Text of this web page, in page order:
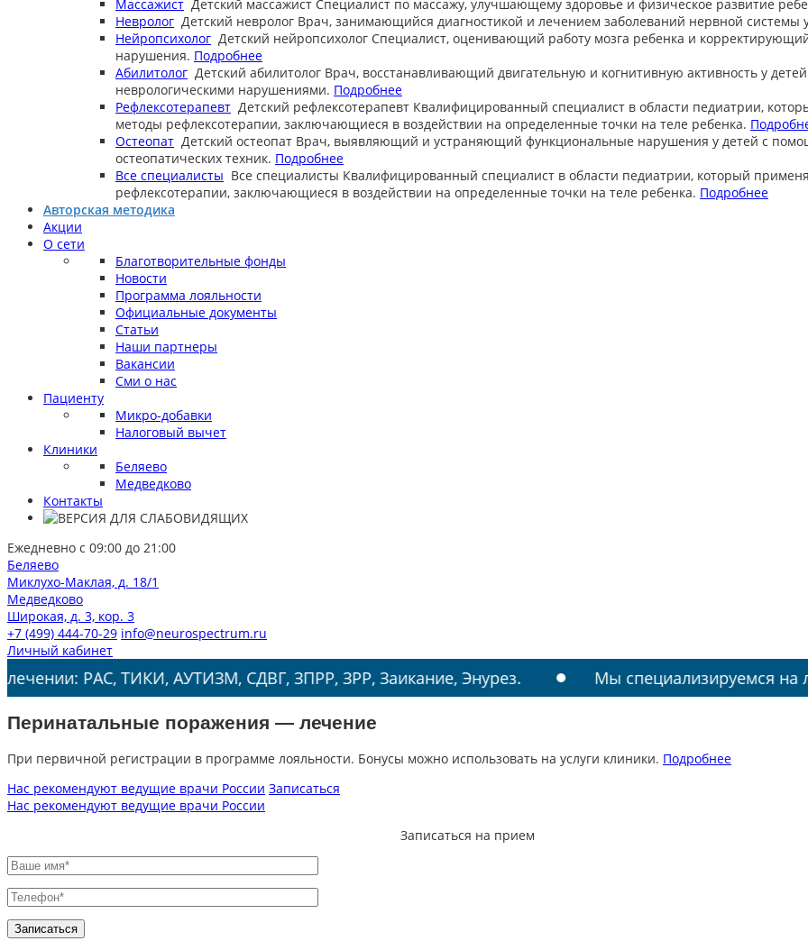
Массажист Детский массажист Специалист по массажу, улучшающему здоровье и физическое развитие
Невролог Детский невролог Врач, занимающийся диагностикой и лечением заболеваний нервной системы
Нейропсихолог Детский нейропсихолог Специалист, оценивающий работу мозга ребенка и
нарушения. Подробнее
Абилитолог Детский абилитолог Врач, восстанавливающий двигательную и когнитивную активность у детей
неврологическими нарушениями. Подробнее
Рефлексотерапевт Детский рефлексотерапевт Квалифицированный специалист в области педиатрии,
методы рефлексотерапии, заключающиеся в воздействии на определенные точки на теле ребенка.
Остеопат Детский остеопат Врач, выявляющий и устраняющий функциональные нарушения у детей с
остеопатических техник. Подробнее
Все специалисты Все специалисты Квалифицированный специалист в области педиатрии, который
рефлексотерапии, заключающиеся в воздействии на определенные точки на теле ребенка. Подробнее
Авторская методика
Акции
О сети
Благотворительные фонды
Новости
Программа лояльности
Официальные документы
Статьи
Наши партнеры
Вакансии
Сми о нас
Пациенту
Микро-добавки
Налоговый вычет
Клиники
Беляево
Медведково
Контакты
Ежедневно с 09:00 до 21:00
Беляево
Миклухо-Маклая, д. 18/1
Медведково
Широкая, д. 3, кор. 3
+7 (499) 444-70-29 info@neurospectrum.ru
Личный кабинет
ТИКИ, АУТИЗМ, СДВГ, ЗПРР, ЗРР, Заикание, Энурез. Мы специализируемся на лечении:
Перинатальные поражения — лечение
При первичной регистрации в программе лояльности. Бонусы можно использовать на услуги клиники. Подробнее
Нас рекомендуют ведущие врачи России Записаться
Нас рекомендуют ведущие врачи России
Записаться на прием